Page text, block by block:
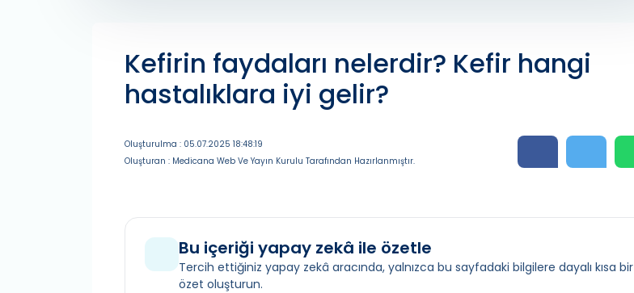
Kefirin faydaları nelerdir? Kefir hangi
hastalıklara iyi gelir?
Oluşturulma : 05.07.2025 18:48:19
Oluşturan : Medicana Web Ve Yayın Kurulu Tarafından Hazırlanmıştır.
Bu içeriği yapay zekâ ile özetle
Tercih ettiğiniz yapay zekâ aracında, yalnızca bu sayfadaki bilgilere dayalı kısa bir
özet oluşturun.